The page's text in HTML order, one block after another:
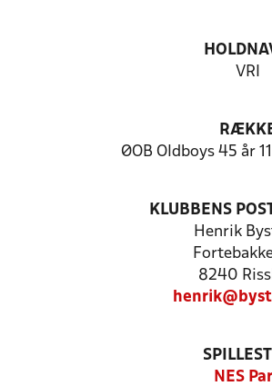
VRI
ØOB Oldboys 45 år
KLUBBENS
Henrik
8240
NES